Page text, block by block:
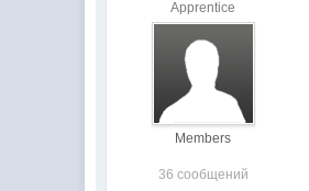
Apprentice
Members
36 сообщений